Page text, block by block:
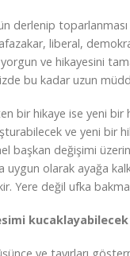
derlenip
liberal,
yorgun ve hikayesini
bu kadar uzun
bir hikaye ise yeni bir
ve yeni bir
başkan değişimi
olarak ayağa
Yere değil ufka
ve tavırları